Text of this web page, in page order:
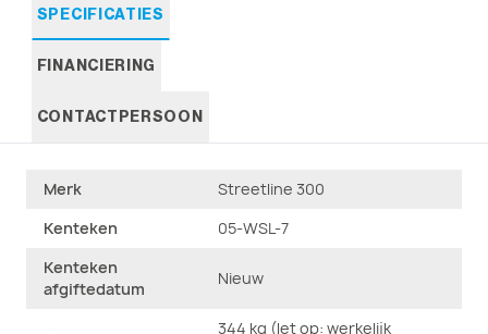
SPECIFICATIES
FINANCIERING
CONTACTPERSOON
Merk
Streetline 300
Kenteken
05-WSL-7
Kenteken
afgiftedatum
Nieuw
344 kg (let op: werkelijk